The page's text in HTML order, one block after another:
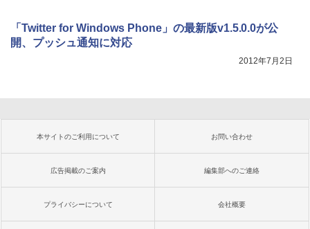
「Twitter for Windows Phone」の最新版v1.5.0.0が公
開、プッシュ通知に対応
2012年7月2日
本サイトのご利用について お問い合わせ
広告掲載のご案内 編集部へのご連絡
プライバシーについて 会社概要